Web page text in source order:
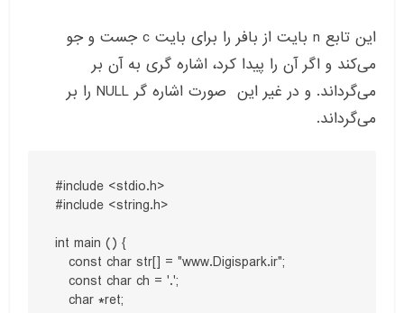
این تابع n بایت از بافر را برای بایت c جست و جو
می‌کند و اگر آن را پیدا کرد، اشاره گری به آن بر
می‌گرداند. و در غیر این صورت اشاره گر NULL را بر
می‌گرداند.
#include <stdio.h>
#include <string.h>
int main () {
   const char str[] = "www.Digispark.ir";
   const char ch = '.';
   char *ret;